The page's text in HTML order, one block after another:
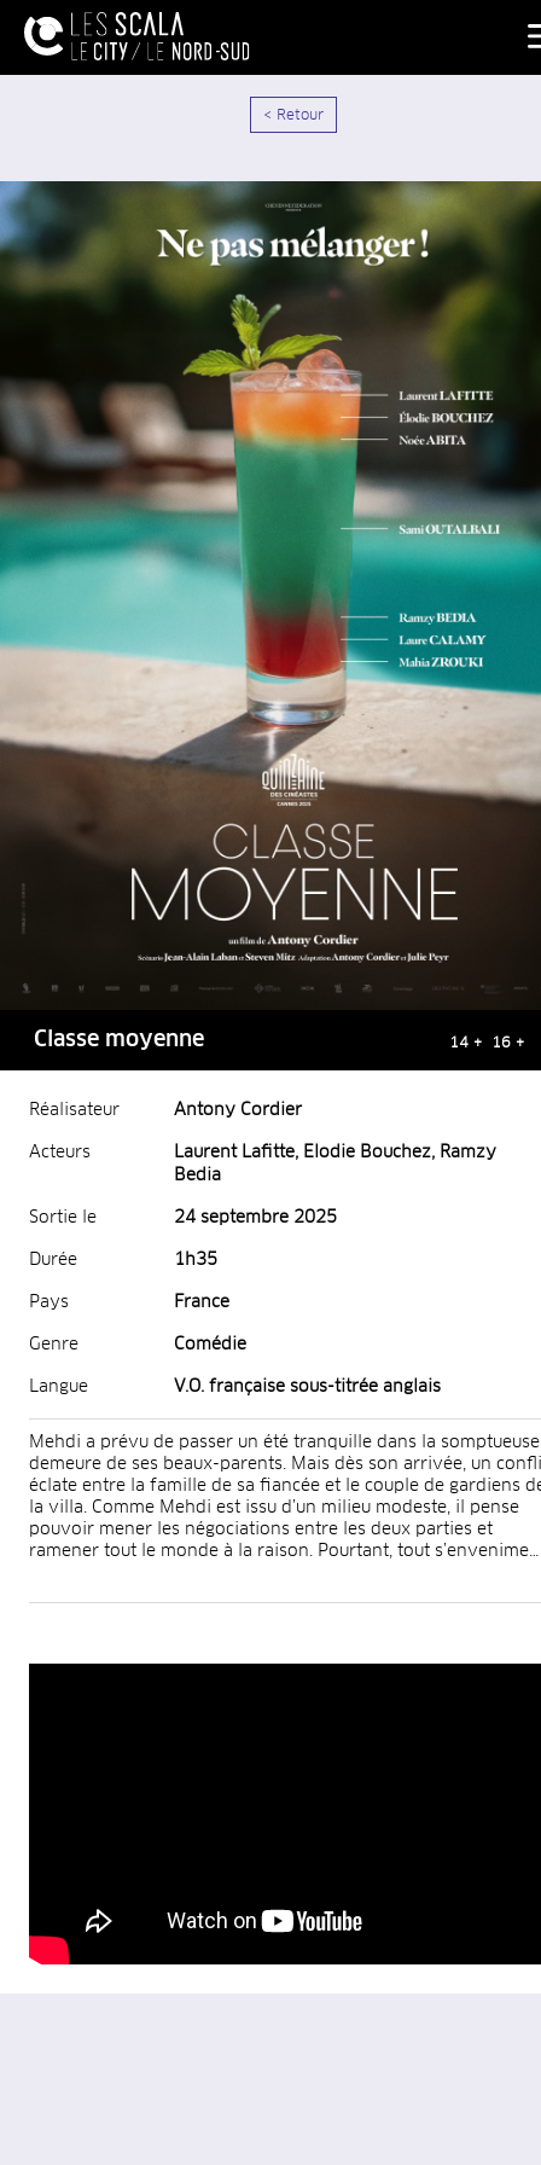
< Retour
Classe moyenne 14 + 16 +
Réalisateur Antony Cordier
Acteurs
Laurent Lafitte, Elodie Bouchez, Ramzy
Bedia
Sortie le 24 septembre 2025
Durée 1h35
Pays France
Genre Comédie
Langue V.O. française sous-titrée anglais
Mehdi a prévu de passer un été tranquille dans la somptueuse
demeure de ses beaux-parents. Mais dès son arrivée, un
éclate entre la famille de sa fiancée et le couple de gardiens
la villa. Comme Mehdi est issu d’un milieu modeste, il pense
pouvoir mener les négociations entre les deux parties et
ramener tout le monde à la raison. Pourtant, tout s’envenime…